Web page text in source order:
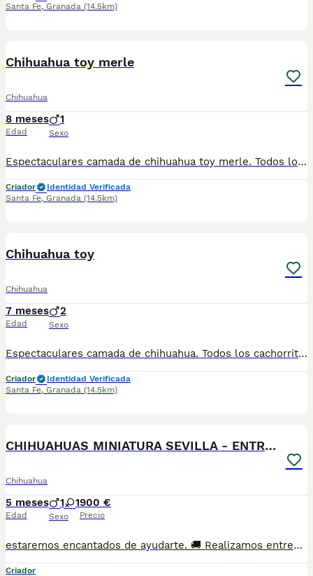
Santa Fe, Granada (14.5km)
Chihuahua toy merle
Chihuahua
8 meses
Edad
1
Sexo
Espectaculares camada de chihuahua toy merle. Todos los cachorritos se entregan con unos dos meses y medio de edad y sus vacunas correspondientes, desparasitados interna y externamente, con certificado de salud, y garantía tanto por enfermedad vírica como congénito genética. Posibilidad de entregar en toda España mediante transporte propio preparado para animales y con chofer privado. Los precios pueden variar según las características y morfología de cada cachorro. Añádenos al whats app o llámanos, y encantados atenderemos todas tus dudas y consultas. Teléfono / Whats app: 641 92 23 90
Criador
Identidad Verificada
Santa Fe, Granada (14.5km)
Chihuahua toy
Chihuahua
7 meses
Edad
2
Sexo
Espectaculares camada de chihuahua. Todos los cachorritos se entregan con unos dos meses y medio de edad y sus vacunas correspondientes, desparasitados interna y externamente, con certificado de salud, y garantía tanto por enfermedad vírica como congénito genética. Posibilidad de entregar en toda España mediante transporte propio preparado para animales y con chofer privado. Los precios pueden variar según las características y morfología de cada cachorro. Añádenos al whats app o llámanos, y encantados atenderemos todas tus dudas y consultas. Teléfono / Whats app: 641 92 23 90
Criador
Identidad Verificada
Santa Fe, Granada (14.5km)
CHIHUAHUAS MINIATURA SEVILLA - ENTREGA
Chihuahua
5 meses
Edad
1 1
Sexo
900 €
Precio
estaremos encantados de ayudarte. 🚚 Realizamos entregas en toda España, con especial frecuencia en **Andalucía**: Sevilla, Málaga, Cádiz, Córdoba, Granada, Jaén, Huelva y Almería. También entregamos habitualmente en Marbella, Jerez de la Frontera, Estepona, Fuengirola, Benalmádena, Mijas, Dos Hermanas y cualquier punto de España. **Entrega 100% a contrarreembolso.** No tendrás que adelantar el importe del cachorro. Lo recibirás en la puerta de tu casa mediante transporte especializado y podrás comprobar que todo está correcto antes de realizar el pago. Nuestros cachorros se entregan: ✅ Vacunados y desparasitados según su edad. ✅ Con microchip, cartilla veterinaria y documentación al día. ✅ Revisados veterinariamente antes de salir de nuestras instalaciones. ✅ Procedentes de excelentes líneas, seleccionadas por salud, carácter y morfología. ✅ Perfectamente socializados y acostumbrados al contacto diario con personas. ✅ Iniciados en el aprendizaje para hacer sus necesidades sobre empapador, facilitando su adaptación al nuevo hogar. ✅ Con asesoramiento personalizado antes y después de la entrega. Nuestro objetivo no es vender un cachorro más. Queremos que cada familia reciba un compañero sano, equilibrado y criado con el máximo cuidado desde el primer día. 📩 Si deseas fotografías, vídeos o más información, escríbenos por privado. Estaremos encantados de ayudarte a encontrar el compañero perfecto670864332 . . .
Criador